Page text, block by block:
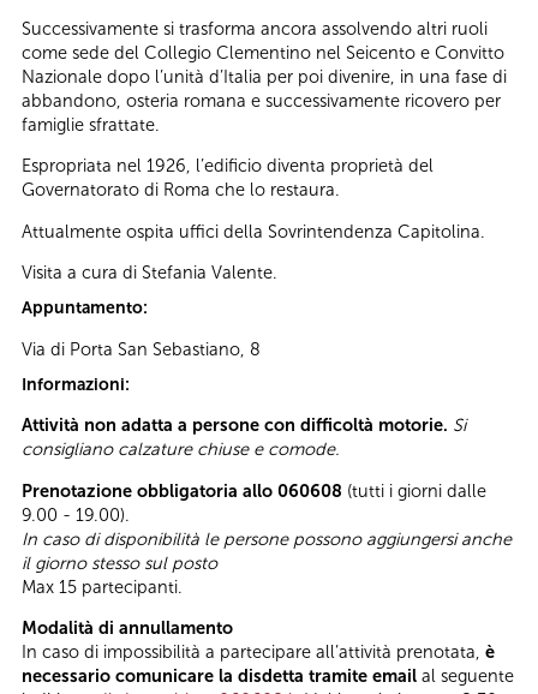
Successivamente si trasforma ancora assolvendo altri ruoli
come sede del Collegio Clementino nel Seicento e Convitto
Nazionale dopo l’unità d’Italia per poi divenire, in una fase di
abbandono, osteria romana e successivamente ricovero per
famiglie sfrattate.
Espropriata nel 1926, l’edificio diventa proprietà del
Governatorato di Roma che lo restaura.
Attualmente ospita uffici della Sovrintendenza Capitolina.
Visita a cura di Stefania Valente.
Appuntamento:
Via di Porta San Sebastiano, 8
Informazioni:
Attività non adatta a persone con difficoltà motorie. Si
consigliano calzature chiuse e comode.
Prenotazione obbligatoria allo 060608 (tutti i giorni dalle
9.00 - 19.00).
In caso di disponibilità le persone possono aggiungersi anche
il giorno stesso sul posto
Max 15 partecipanti.
Modalità di annullamento
In caso di impossibilità a partecipare all’attività prenotata, è
necessario comunicare la disdetta tramite email al seguente